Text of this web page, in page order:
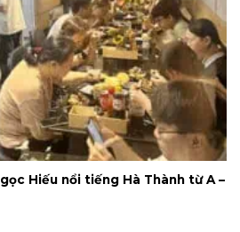
Hiếu nổi tiếng Hà Thành từ A –